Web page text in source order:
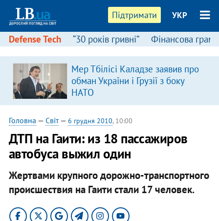
Підтримати УКР
Defense Tech “30 років гривні” Фінансова
Мер Тбілісі Каладзе заявив про
обман України і Грузії з боку
НАТО
Головна — Світ— 6 грудня 2010, 10:00
ДТП на Гаити: из 18 пассажиров
автобуса выжил один
Жертвами крупного дорожно-транспортного
происшествия на Гаити стали 17 человек.​